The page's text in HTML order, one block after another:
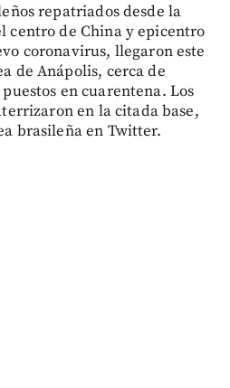
repatriados desde la
centro de China y epicentro
coronavirus, llegaron este
de Anápolis, cerca de
en cuarentena. Los
en la citada base,
brasileña en Twitter.